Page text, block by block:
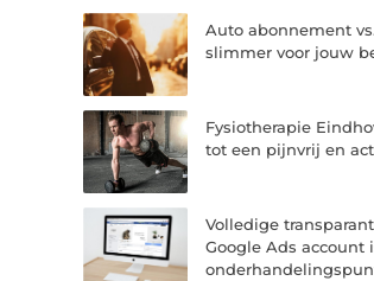
Auto abonnement
slimmer voor jouw
Fysiotherapie
tot een pijnvrij en
Volledige
Google Ads account